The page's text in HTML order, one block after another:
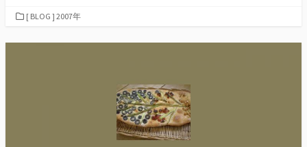
カ
ゴ
[ BLOG ] 2007年